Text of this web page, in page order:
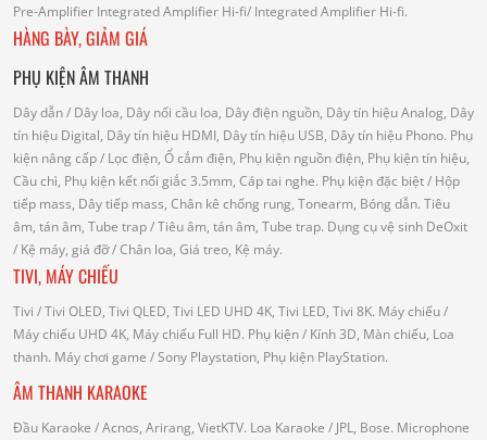
Pre-Amplifier Integrated Amplifier Hi-fi/ Integrated Amplifier Hi-fi.
HÀNG BÀY, GIẢM GIÁ
PHỤ KIỆN ÂM THANH
Dây dẫn/ Dây loa, Dây nối cầu loa, Dây điện nguồn, Dây tín hiệu Analog, Dây
tín hiệu Digital, Dây tín hiệu HDMI, Dây tín hiệu USB, Dây tín hiệu Phono. Phụ
kiện nâng cấp/ Lọc điện, Ổ cắm điện, Phụ kiện nguồn điện, Phụ kiện tín hiệu,
Cầu chì, Phụ kiện kết nối giắc 3.5mm, Cáp tai nghe. Phụ kiện đặc biệt/ Hộp
tiếp mass, Dây tiếp mass, Chân kê chống rung, Tonearm, Bóng dẫn. Tiêu
âm, tán âm, Tube trap/ Tiêu âm, tán âm, Tube trap. Dụng cụ vệ sinh DeOxit
/ Kệ máy, giá đỡ/ Chân loa, Giá treo, Kệ máy.
TIVI, MÁY CHIẾU
Tivi / Tivi OLED, Tivi QLED, Tivi LED UHD 4K, Tivi LED, Tivi 8K. Máy chiếu/
Máy chiếu UHD 4K, Máy chiếu Full HD. Phụ kiện/ Kính 3D, Màn chiếu, Loa
thanh. Máy chơi game / Sony Playstation, Phụ kiện PlayStation.
ÂM THANH KARAOKE
Đầu Karaoke / Acnos, Arirang, VietKTV. Loa Karaoke / JPL, Bose. Microphone